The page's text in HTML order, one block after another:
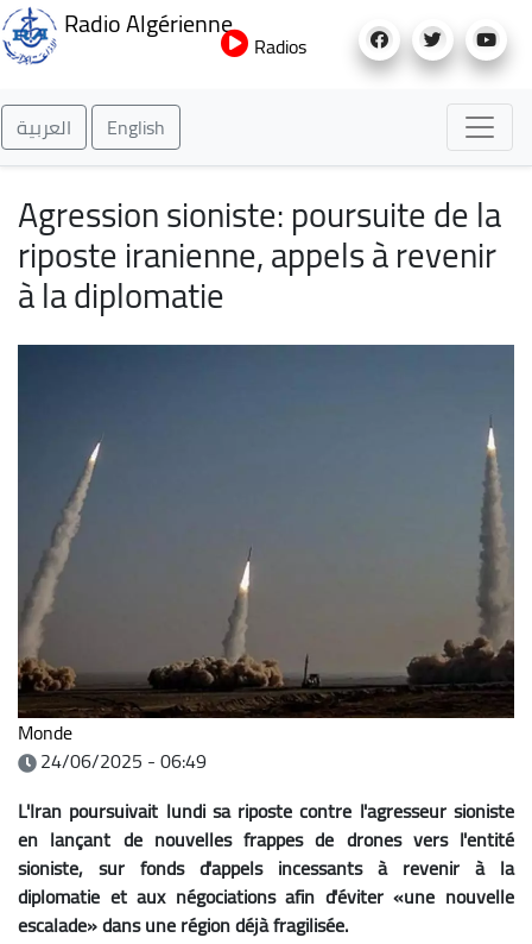
au
Radio Algérienne
Radios
العربية English
Agression sioniste: poursuite de la
riposte iranienne, appels à revenir
à la diplomatie
Monde
24/06/2025 - 06:49
L'Iran poursuivait lundi sa riposte contre l'agresseur sioniste
en lançant de nouvelles frappes de drones vers l'entité
sioniste, sur fonds d'appels incessants à revenir à la
diplomatie et aux négociations afin d'éviter «une nouvelle
escalade» dans une région déjà fragilisée.